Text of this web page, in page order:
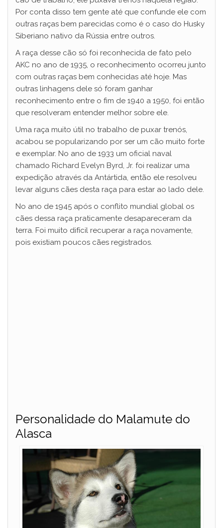
Por conta disso tem gente até que confunde ele com
outras raças bem parecidas como é o caso do Husky
Siberiano nativo da Rússia entre outros.
A raça desse cão só foi reconhecida de fato pelo
AKC no ano de 1935, o reconhecimento ocorreu junto
com outras raças bem conhecidas até hoje. Mas
outras linhagens dele só foram ganhar
reconhecimento entre o fim de 1940 a 1950, foi então
que resolveram entender melhor sobre ele.
Uma raça muito útil no trabalho de puxar trenós,
acabou se popularizando por ser um cão muito forte
e exemplar. No ano de 1933 um oficial naval
chamado Richard Evelyn Byrd, Jr. foi realizar uma
expedição através da Antártida, então ele resolveu
levar alguns cães desta raça para estar ao lado dele.
No ano de 1945 após o conflito mundial global os
cães dessa raça praticamente desapareceram da
terra. Foi muito difícil recuperar a raça novamente,
pois existiam poucos cães registrados.
Personalidade do Malamute do
Alasca